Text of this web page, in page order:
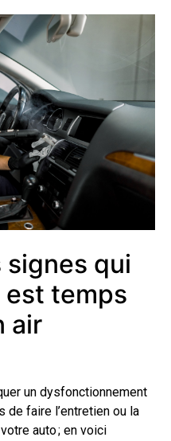
signes qui
est temps
air
un dysfonctionnement
de faire l’entretien ou la
auto ; en voici